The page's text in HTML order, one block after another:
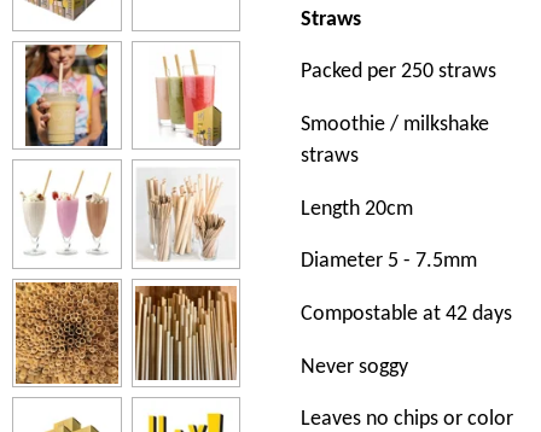
Straws
Packed per 250 straws
Smoothie / milkshake
straws
Length 20cm
Diameter 5 - 7.5mm
Compostable at 42 days
Never soggy
Leaves no chips or color